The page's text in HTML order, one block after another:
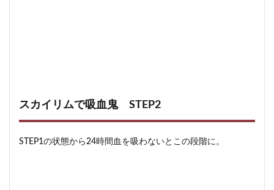
スカイリムで吸血鬼 STEP2
STEP1の状態から24時間血を吸わないとこの段階に。